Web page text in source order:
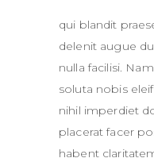
qui blandit
delenit augue
nulla facilisi.
soluta nobis
nihil imperdiet
placerat facer
habent